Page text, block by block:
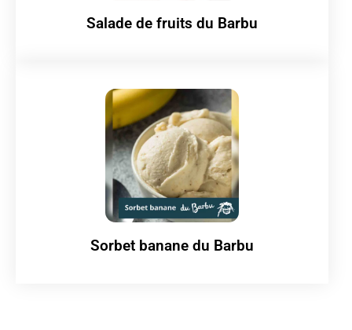
Salade de fruits du Barbu
Sorbet banane du Barbu